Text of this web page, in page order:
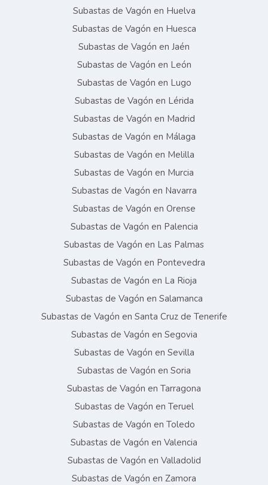
Subastas de Vagón en Huelva
Subastas de Vagón en Huesca
Subastas de Vagón en Jaén
Subastas de Vagón en León
Subastas de Vagón en Lugo
Subastas de Vagón en Lérida
Subastas de Vagón en Madrid
Subastas de Vagón en Málaga
Subastas de Vagón en Melilla
Subastas de Vagón en Murcia
Subastas de Vagón en Navarra
Subastas de Vagón en Orense
Subastas de Vagón en Palencia
Subastas de Vagón en Las Palmas
Subastas de Vagón en Pontevedra
Subastas de Vagón en La Rioja
Subastas de Vagón en Salamanca
Subastas de Vagón en Santa Cruz de Tenerife
Subastas de Vagón en Segovia
Subastas de Vagón en Sevilla
Subastas de Vagón en Soria
Subastas de Vagón en Tarragona
Subastas de Vagón en Teruel
Subastas de Vagón en Toledo
Subastas de Vagón en Valencia
Subastas de Vagón en Valladolid
Subastas de Vagón en Zamora